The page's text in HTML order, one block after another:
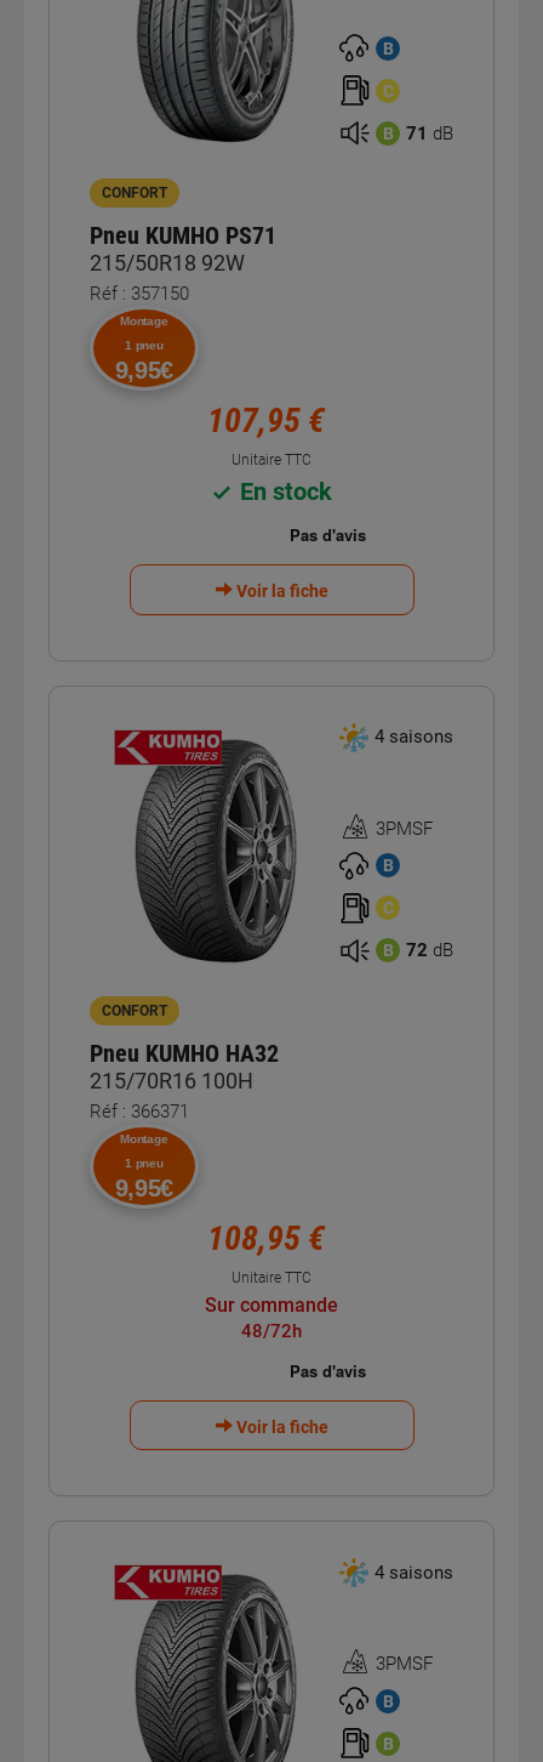
B
C
B 71 dB
CONFORT
Pneu KUMHO PS71
215/50R18 92W
Réf : 357150
Montage
1 pneu
9,95€
107,95 €
Unitaire TTC
En stock
Voir la fiche
4 saisons
Homologation
3PMSF
3PMSF
B
C
B 72 dB
CONFORT
Pneu KUMHO HA32
215/70R16 100H
Réf : 366371
Montage
1 pneu
9,95€
108,95 €
Unitaire TTC
Sur commande
48/72h
Voir la fiche
4 saisons
Homologation
3PMSF
3PMSF
B
B